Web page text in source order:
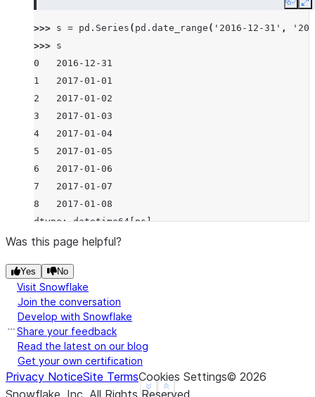
Copy
>>> s = pd . Series ( pd . date_range ( '2016-12-31' ,
>>> s
0   2016-12-31
1   2017-01-01
2   2017-01-02
3   2017-01-03
4   2017-01-04
5   2017-01-05
6   2017-01-06
7   2017-01-07
8   2017-01-08
dtype: datetime64[ns]
>>> s.dt .dayofweek
1    6
2    0
3    1
4    2
5    3
6    4
7    5
Show less
See more
Was this page helpful?
Yes No
Visit Snowflake
Join the conversation
Develop with Snowflake
Share your feedback
Read the latest on our blog
Get your own certification
Privacy NoticeSite TermsCookies Settings© 2026
Snowflake, Inc. All Rights Reserved.